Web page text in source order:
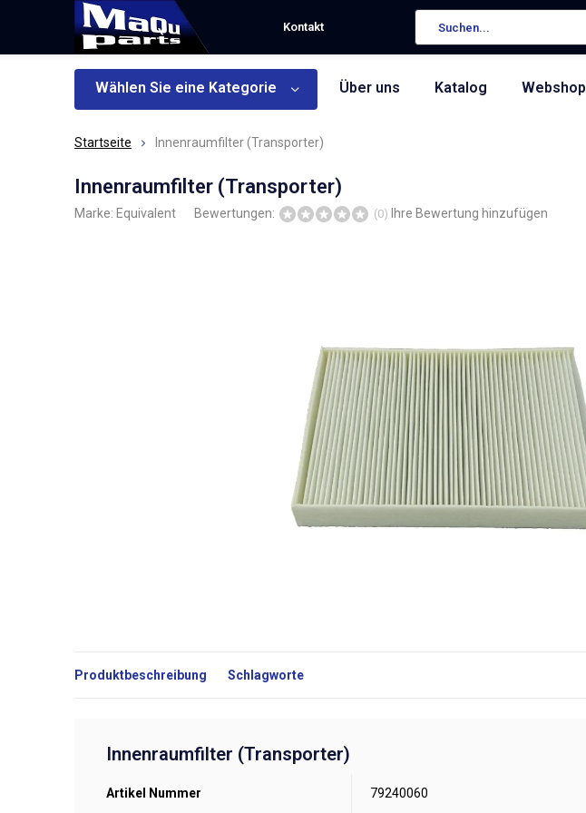
Kontakt
Wählen Sie eine Kategorie Über uns Katalog Webshop
Startseite Innenraumfilter (Transporter)
Innenraumfilter (Transporter)
Marke: Equivalent Bewertungen: (0) Ihre Bewertung hinzufügen
Produktbeschreibung Schlagworte
Innenraumfilter (Transporter)
Artikel Nummer 79240060